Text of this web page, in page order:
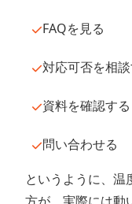
FAQを見る
対応可否を相
資料を確認する
問い合わせる
というように、温